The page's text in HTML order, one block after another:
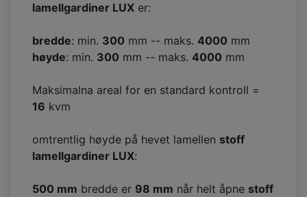
lamellgardiner LUX er:
bredde: min. 300 mm -- maks. 4000 mm
høyde: min. 300 mm -- maks. 4000 mm
Maksimalna areal for en standard kontroll =
16 kvm
omtrentlig høyde på hevet lamellen stoff
lamellgardiner LUX:
500 mm bredde er 98 mm når helt åpne stoff